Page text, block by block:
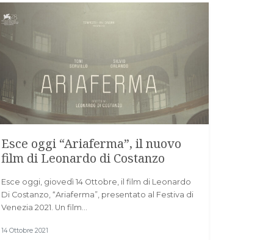
Esce oggi “Ariaferma”, il nuovo
film di Leonardo di Costanzo
Esce oggi, giovedì 14 Ottobre, il film di Leonardo
Di Costanzo, “Ariaferma”, presentato al Festiva di
Venezia 2021. Un film…
14 Ottobre 2021